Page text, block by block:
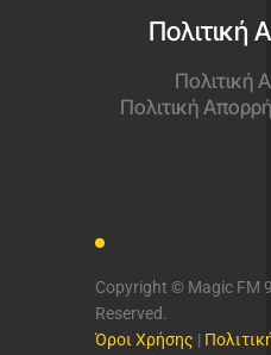
Πολιτική
Πολιτική
Πολιτική
Copyright © Magic FM
Reserved.
Όροι Χρήσης |